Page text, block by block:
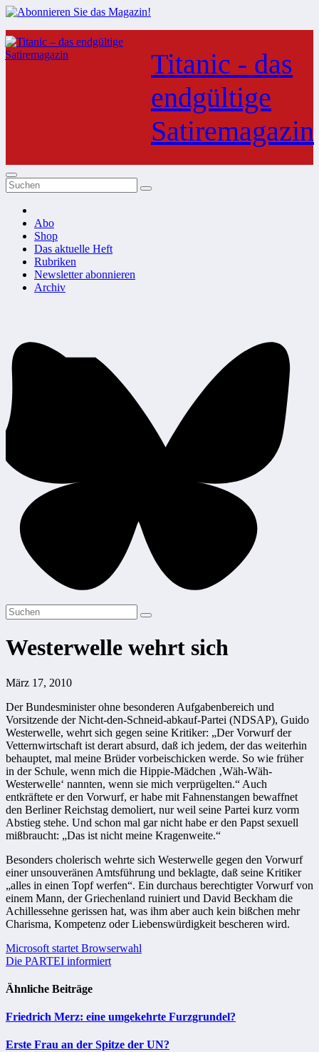
Zum
Inhalt
springen
Titanic - das
endgültige
Satiremagazin
Abo
Shop
Das aktuelle Heft
Rubriken
Newsletter abonnieren
Archiv
Westerwelle wehrt sich
März 17, 2010
Der Bundesminister ohne besonderen Aufgabenbereich und
Vorsitzende der Nicht-den-Schneid-abkauf-Partei (NDSAP), Guido
Westerwelle, wehrt sich gegen seine Kritiker: „Der Vorwurf der
Vetternwirtschaft ist derart absurd, daß ich jedem, der das weiterhin
behauptet, mal meine Brüder vorbeischicken werde. So wie früher
in der Schule, wenn mich die Hippie-Mädchen ‚Wäh-Wäh-
Westerwelle‘ nannten, wenn sie mich verprügelten.“ Auch
entkräftete er den Vorwurf, er habe mit Fahnenstangen bewaffnet
den Berliner Reichstag demoliert, nur weil seine Partei kurz vorm
Abstieg stehe. Und schon mal gar nicht habe er den Papst sexuell
mißbraucht: „Das ist nicht meine Kragenweite.“
Besonders cholerisch wehrte sich Westerwelle gegen den Vorwurf
einer unsouveränen Amtsführung und beklagte, daß seine Kritiker
„alles in einen Topf werfen“. Ein durchaus berechtigter Vorwurf von
einem Mann, der Griechenland ruiniert und David Beckham die
Achillessehne gerissen hat, was ihm aber auch kein bißchen mehr
Charisma, Kompetenz oder Liebenswürdigkeit bescheren wird.
Beitragsnavigation
Microsoft startet Browserwahl
Die PARTEI informiert
Ähnliche Beiträge
Friedrich Merz: eine umgekehrte Furzgrundel?
Erste Frau an der Spitze der UN?